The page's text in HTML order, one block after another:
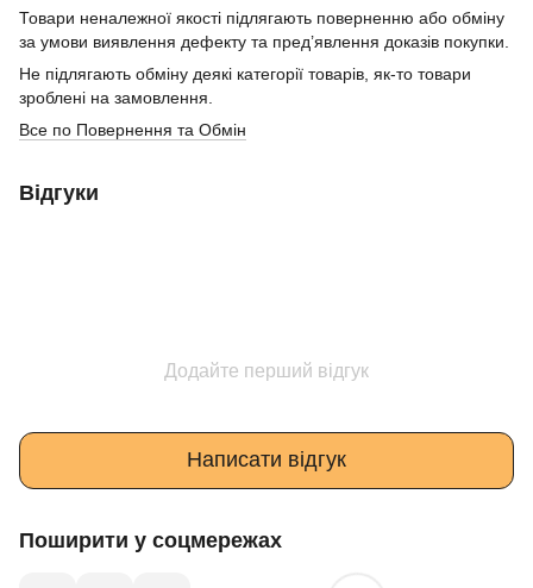
Товари неналежної якості підлягають поверненню або обміну
за умови виявлення дефекту та пред’явлення доказів покупки.
Не підлягають обміну деякі категорії товарів, як-то товари
зроблені на замовлення.
Все по Повернення та Обмін
Відгуки
Додайте перший відгук
Написати відгук
Поширити у соцмережах